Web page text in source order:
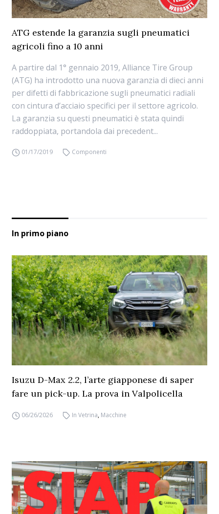
ATG estende la garanzia sugli pneumatici
agricoli fino a 10 anni
A partire dal 1° gennaio 2019, Alliance Tire Group
(ATG) ha introdotto una nuova garanzia di dieci anni
per difetti di fabbricazione sugli pneumatici radiali
con cintura d’acciaio specifici per il settore agricolo.
La garanzia su questi pneumatici è stata quindi
raddoppiata, portandola dai precedent...
01/17/2019 Componenti
In primo piano
Isuzu D-Max 2.2, l’arte giapponese di saper
fare un pick-up. La prova in Valpolicella
06/26/2026 In Vetrina, Macchine